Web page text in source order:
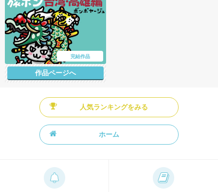
完結作品
作品ページへ
人気ランキングをみる
ホーム